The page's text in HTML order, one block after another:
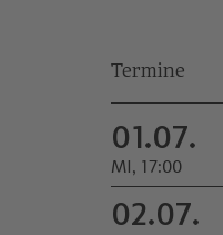
Termine
01.07.
MI, 17:00
02.07.